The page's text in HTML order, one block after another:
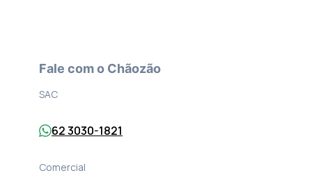
Fale com o Chãozão
SAC
62 3030-1821
Comercial